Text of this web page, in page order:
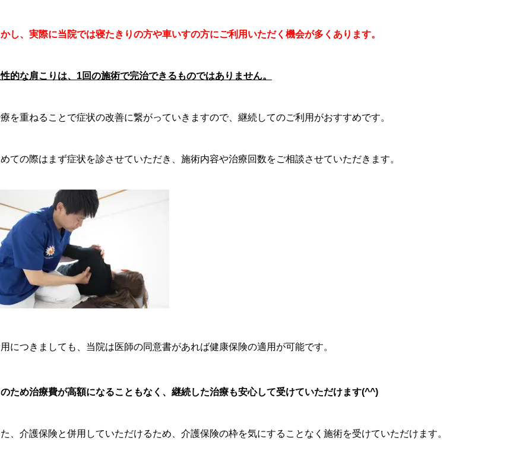
し、実際に当院では寝たきりの方や車いすの方にご利用いただく機会が多くあります。
的な肩こりは、1回の施術で完治できるものではありません。
を重ねることで症状の改善に繋がっていきますので、継続してのご利用がおすすめです。
ての際はまず症状を診させていただき、施術内容や治療回数をご相談させていただきます。
につきましても、当院は医師の同意書があれば健康保険の適用が可能です。
ため治療費が高額になることもなく、継続した治療も安心して受けていただけます(^^)
、介護保険と併用していただけるため、介護保険の枠を気にすることなく施術を受けていただけます。